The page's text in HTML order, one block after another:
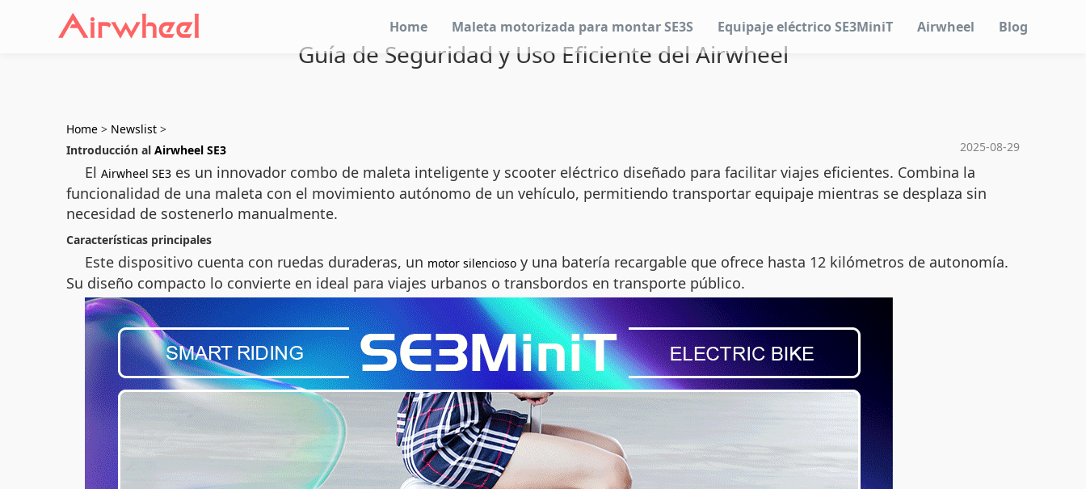
Home Maleta motorizada para montar SE3S Equipaje eléctrico SE3MiniT Airwheel Blog
Guía de Seguridad y Uso Eficiente del Airwheel
Home > Newslist >
2025-08-29
Introducción al Airwheel SE3
El Airwheel SE3 es un innovador combo de maleta inteligente y scooter eléctrico diseñado para facilitar viajes eficientes. Combina la
funcionalidad de una maleta con el movimiento autónomo de un vehículo, permitiendo transportar equipaje mientras se desplaza sin
necesidad de sostenerlo manualmente.
Características principales
Este dispositivo cuenta con ruedas duraderas, un motor silencioso y una batería recargable que ofrece hasta 12 kilómetros de autonomía.
Su diseño compacto lo convierte en ideal para viajes urbanos o transbordos en transporte público.